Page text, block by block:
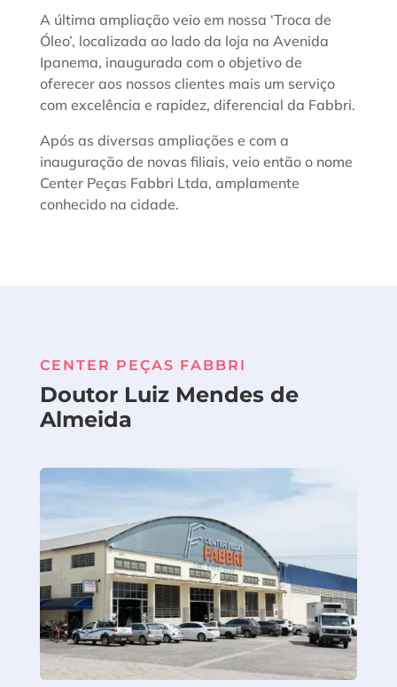
A última ampliação veio em nossa ‘Troca de
Óleo’, localizada ao lado da loja na Avenida
Ipanema, inaugurada com o objetivo de
oferecer aos nossos clientes mais um serviço
com excelência e rapidez, diferencial da Fabbri.
Após as diversas ampliações e com a
inauguração de novas filiais, veio então o nome
Center Peças Fabbri Ltda, amplamente
conhecido na cidade.
CENTER PEÇAS FABBRI
Doutor Luiz Mendes de
Almeida